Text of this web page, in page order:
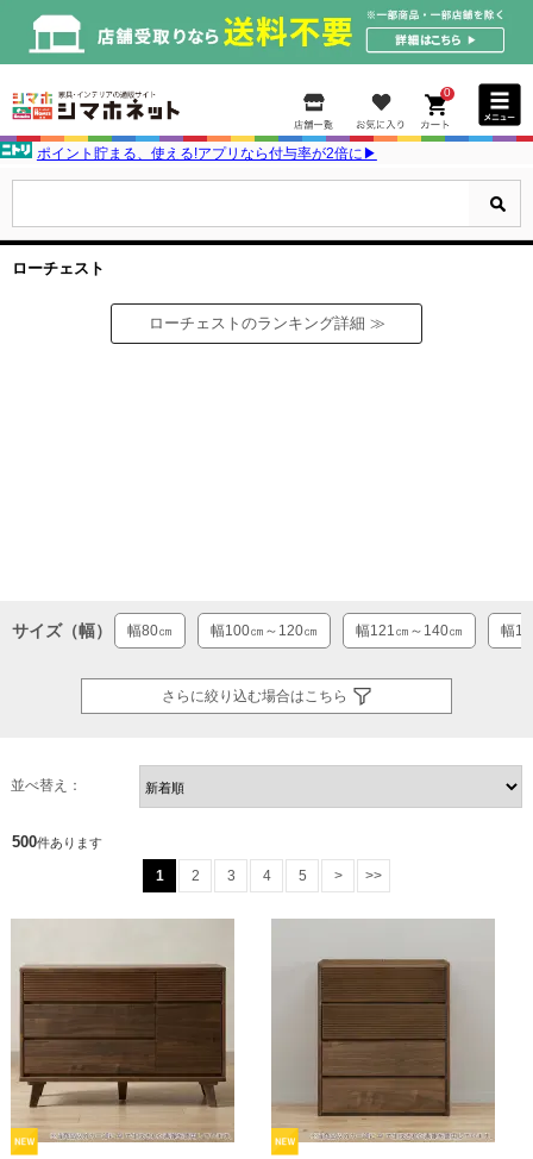
0
ポイント貯まる、使える!アプリなら付与率が2倍に▶
ローチェスト
ローチェストのランキング詳細 ≫
サイズ（幅） 幅80㎝ 幅100㎝～120㎝ 幅121㎝～140㎝ 幅
さらに絞り込む場合はこちら
並べ替え：
500件あります
1 2 3 4 5 > >>